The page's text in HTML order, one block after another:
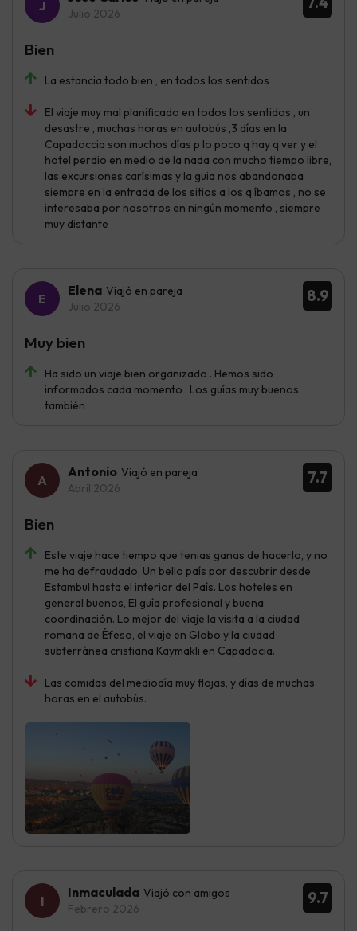
Julio 2026
La estancia todo bien , en todos los sentidos
El viaje muy mal planificado en todos los sentidos , un
desastre , muchas horas en autobús ,3 días en la
Capadoccia son muchos días p lo poco q hay q ver y el
hotel perdio en medio de la nada con mucho tiempo libre,
las excursiones carísimas y la guia nos abandonaba
siempre en la entrada de los sitios a los q íbamos , no se
interesaba por nosotros en ningún momento , siempre
muy distante
Bien
8.9
Elena Viajó en pareja
Julio 2026
Ha sido un viaje bien organizado . Hemos sido
informados cada momento . Los guías muy buenos
también
Muy bien
7.7
Antonio Viajó en pareja
Abril 2026
Este viaje hace tiempo que tenias ganas de hacerlo, y no
me ha defraudado, Un bello país por descubrir desde
Estambul hasta el interior del País. Los hoteles en
general buenos, El guía profesional y buena
coordinación. Lo mejor del viaje la visita a la ciudad
romana de Éfeso, el viaje en Globo y la ciudad
subterránea cristiana Kaymaklı en Capadocia.
Las comidas del mediodía muy flojas, y días de muchas
horas en el autobús.
Bien
9.7
Inmaculada Viajó con amigos
Febrero 2026